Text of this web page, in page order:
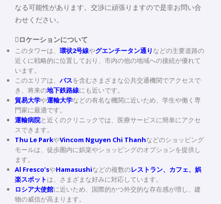
なる可能性があります。交渉に頑張りますので是非お問い合
わせください。
ロケーションについて
このタワーは、 環状2号線やグエンチータン通りなどの主要道路の
近くに戦略的に位置しており、市内の他の地域への接続が優れて
います。
このエリアは、 バスを含むさまざまな公共交通機関でアクセスで
き、将来の地下鉄路線にも近いです。
貿易大学や運輸大学などの有名な機関に近いため、学生や働く専
門家に最適です。
運輸病院と近くのクリニックでは、医療サービスに簡単にアクセ
スできます。
Thu Le ParkやVincom Nguyen Chi Thanhなどのショッピング
モールは、徒歩圏内に娯楽やショッピングのオプションを提供し
ます。
Al Fresco’sやHamasushiなどの複数のレストラン、カフェ、娯
楽スポットは、さまざまな好みに対応しています。
ロシア大使館に近いため、国際的かつ外交的な存在感が増し、建
物の威信が高まります。